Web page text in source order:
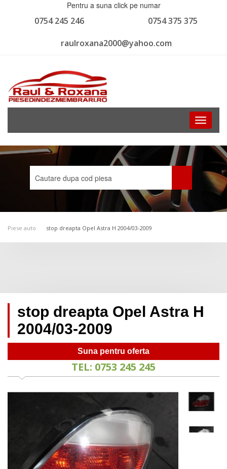
Pentru a suna click pe numar
0754 375 375
0754 245 246
raulroxana2000@yahoo.com
Toggle
Piese auto stop dreapta Opel Astra H 2004/03-2009
stop dreapta Opel Astra H
2004/03-2009
Suna pentru oferta
TEL: 0753 245 245